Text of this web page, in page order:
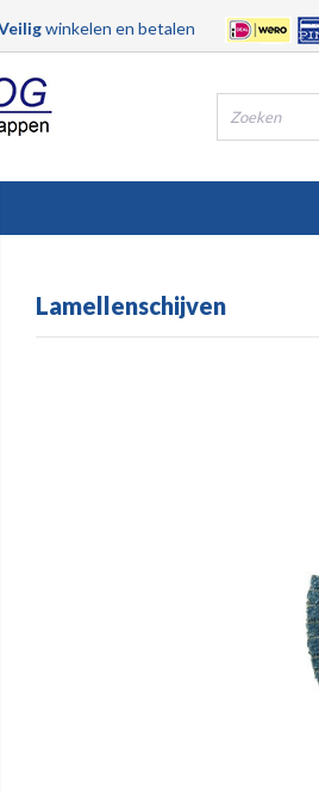
winkelen en betalen
Lamellenschijven